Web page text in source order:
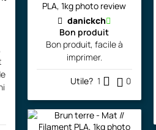
danickch
Bon produit
Bon produit, facile à
imprimer.
Utile? 1 0